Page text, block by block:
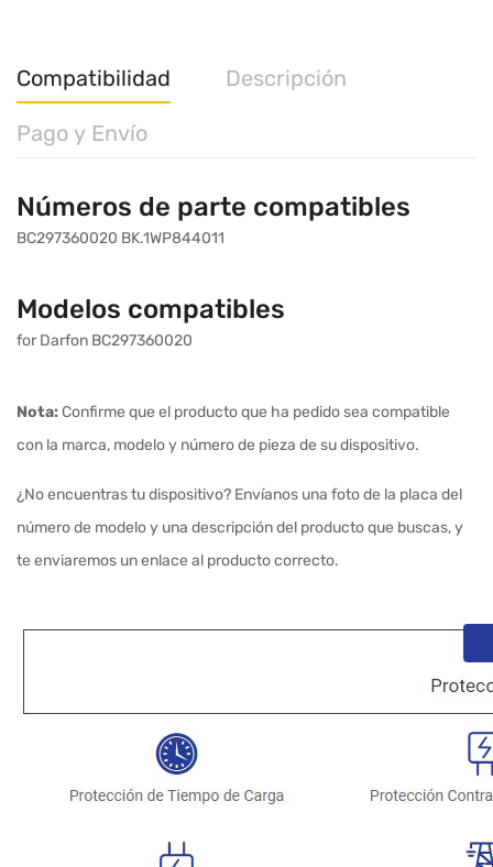
Compatibilidad Descripción
Pago y Envío
Números de parte compatibles
BC297360020 BK.1WP844011
Modelos compatibles
for Darfon BC297360020
Nota:Confirme que el producto que ha pedido sea compatible
con la marca, modelo y número de pieza de su dispositivo.
¿No encuentras tu dispositivo? Envíanos una foto de la placa del
número de modelo y una descripción del producto que buscas, y
te enviaremos un enlace al producto correcto.